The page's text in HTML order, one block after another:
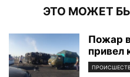
ЭТО МОЖЕТ
Пожар
привел